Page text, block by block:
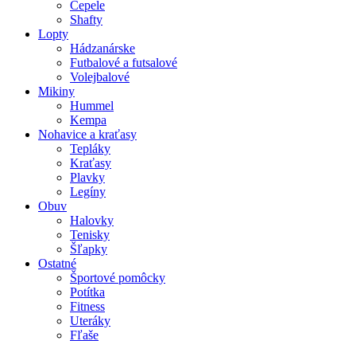
Čepele
Shafty
Lopty
Hádzanárske
Futbalové a futsalové
Volejbalové
Mikiny
Hummel
Kempa
Nohavice a kraťasy
Tepláky
Kraťasy
Plavky
Legíny
Obuv
Halovky
Tenisky
Šľapky
Ostatné
Športové pomôcky
Potítka
Fitness
Uteráky
Fľaše